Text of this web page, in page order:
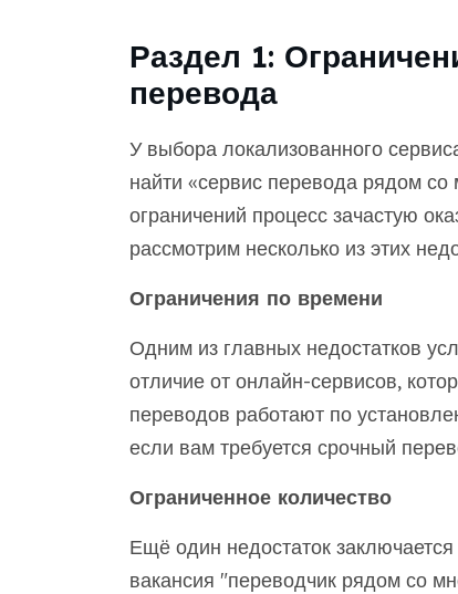
Раздел 1:
перевода
У выбора локализованного
найти «сервис перевода рядом со
ограничений процесс зачастую
рассмотрим несколько из этих
Ограничения по времени
Одним из главных недостатков
отличие от онлайн-сервисов,
переводов работают по
если вам требуется срочный
Ограниченное количество
Ещё один недостаток
вакансия "переводчик рядом со